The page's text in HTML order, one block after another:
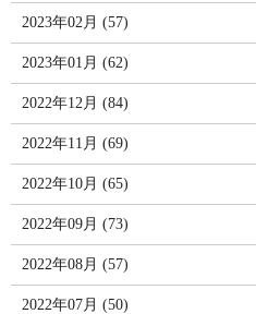
2023年02月 (57)
2023年01月 (62)
2022年12月 (84)
2022年11月 (69)
2022年10月 (65)
2022年09月 (73)
2022年08月 (57)
2022年07月 (50)